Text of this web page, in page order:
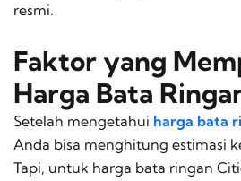
resmi.
Faktor yang
Harga Bata
Setelah mengetahui harga bata
Anda bisa menghitung estimasi
Tapi, untuk harga bata ringan